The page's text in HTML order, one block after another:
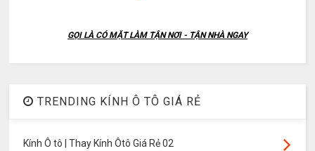
GỌI LÀ CÓ MẶT LÀM TẬN NƠI - TẬN NHÀ NGAY
TRENDING KÍNH Ô TÔ GIÁ RẺ
Kính Ô tô | Thay Kính Ôtô Giá Rẻ 02